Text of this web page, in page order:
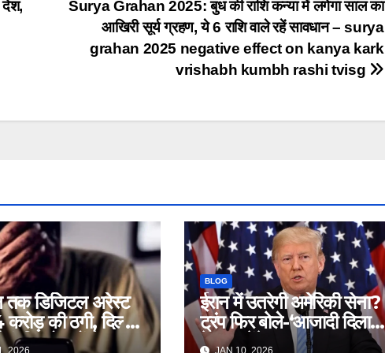
Surya Grahan 2025: बुध की राशि कन्या में लगेगा साल का
आखिरी सूर्य ग्रहण, ये 6 राशि वाले रहें सावधान – surya
grahan 2025 negative effect on kanya kark
vrishabh kumbh rashi tvisg
देश,
तक डिजिटल अरेस्ट
की ठगी, दिल्ली
को ठगों ने लगाया
BLOG
ईरान में उतरेगी अमेरिकी सेना?
ट्रंप फिर बोले-‘आजादी दिलाने
में हम करेंगे मदद’ – Iran